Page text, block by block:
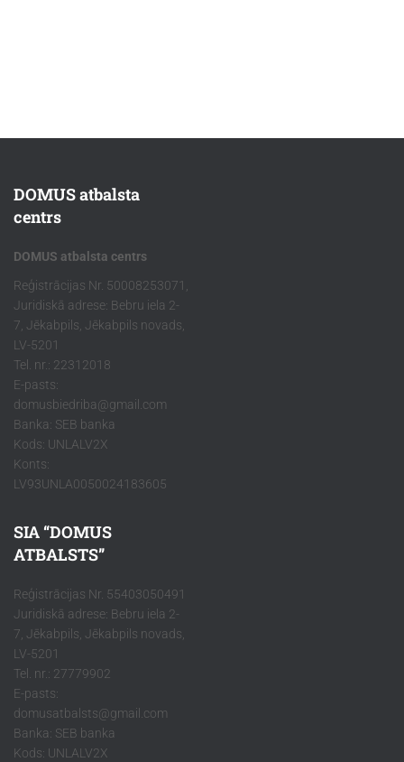
DOMUS atbalsta
centrs
DOMUS atbalsta centrs
Reģistrācijas Nr. 50008253071,
Juridiskā adrese: Bebru iela 2-
7, Jēkabpils, Jēkabpils novads,
LV-5201
Tel. nr.: 22312018
E-pasts:
domusbiedriba@gmail.com
Banka: SEB banka
Kods: UNLALV2X
Konts:
LV93UNLA0050024183605
SIA “DOMUS
ATBALSTS”
Reģistrācijas Nr. 55403050491
Juridiskā adrese: Bebru iela 2-
7, Jēkabpils, Jēkabpils novads,
LV-5201
Tel. nr.: 27779902
E-pasts:
domusatbalsts@gmail.com
Banka: SEB banka
Kods: UNLALV2X